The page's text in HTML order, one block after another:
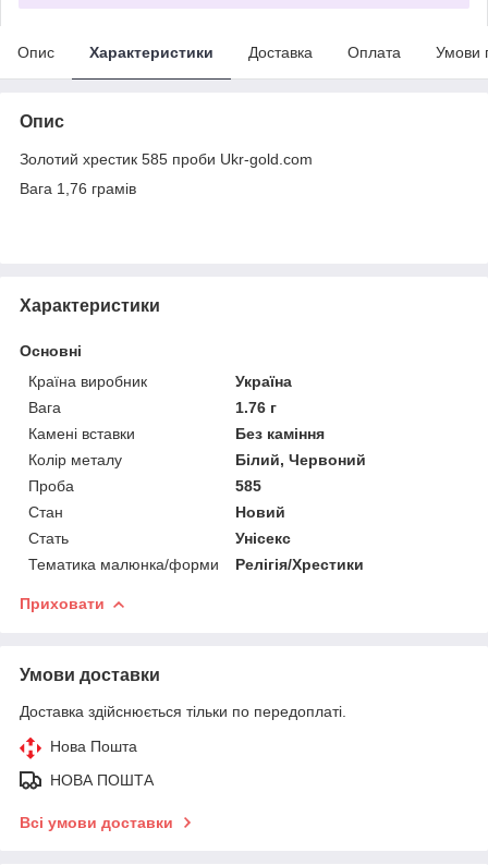
Опис Характеристики Доставка Оплата Умови
Опис
Золотий хрестик 585 проби Ukr-gold.com
Вага 1,76 грамів
Характеристики
Основні
Країна виробник
Україна
Вага
1.76 г
Камені вставки
Без каміння
Колір металу
Білий, Червоний
Проба
585
Стан
Новий
Стать
Унісекс
Тематика малюнка/форми
Релігія/Хрестики
Приховати
Умови доставки
Доставка здійснюється тільки по передоплаті.
Нова Пошта
НОВА ПОШТА
Всі умови доставки